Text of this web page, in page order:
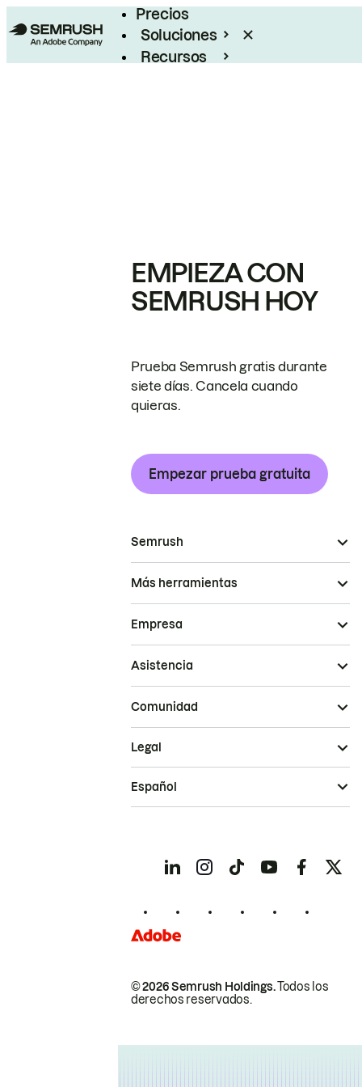
Precios
Soluciones
Recursos
EMPIEZA CON
SEMRUSH HOY
Prueba Semrush gratis durante
siete días. Cancela cuando
quieras.
Empezar prueba gratuita
Semrush
Más herramientas
Empresa
Asistencia
Comunidad
© 2026 Semrush Holdings.Todos los
derechos reservados.
Legal
Español